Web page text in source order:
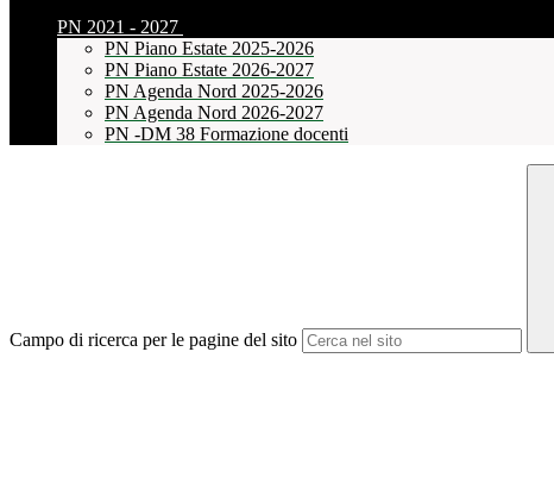
PN 2021 - 2027
PN Piano Estate 2025-2026
PN Piano Estate 2026-2027
PN Agenda Nord 2025-2026
PN Agenda Nord 2026-2027
PN -DM 38 Formazione docenti
Campo di ricerca per le pagine del sito